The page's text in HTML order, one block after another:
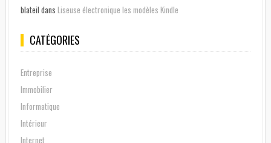
blateil dans Liseuse électronique les modèles Kindle
CATÉGORIES
Entreprise
Immobilier
Informatique
Intérieur
Internet